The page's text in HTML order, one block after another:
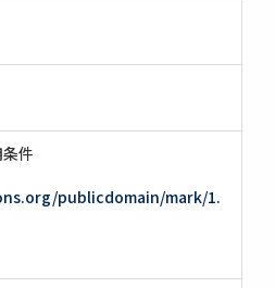
件
publicdomain/mark/1.